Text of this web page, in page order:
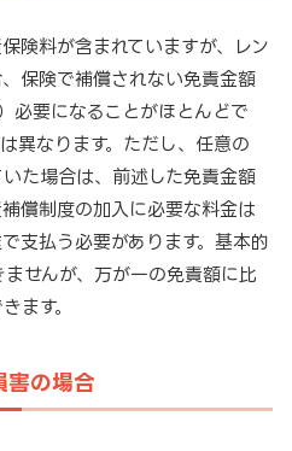
険料が含まれていますが、レン
保険で補償されない免責金額
必要になることがほとんどで
異なります。ただし、任意の
いた場合は、前述した免責金額
償制度の加入に必要な料金は
支払う必要があります。基本的
せんが、万が一の免責額に比
ます。
害の場合